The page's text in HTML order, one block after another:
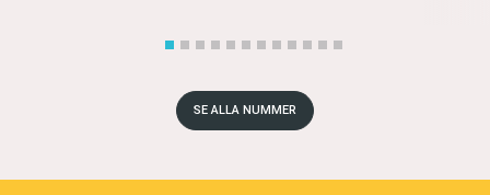
SE ALLA NUMMER